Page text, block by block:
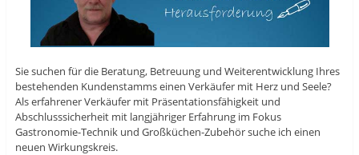
Sie suchen für die Beratung, Betreuung und Weiterentwicklung Ihres
bestehenden Kundenstamms einen Verkäufer mit Herz und Seele?
Als erfahrener Verkäufer mit Präsentationsfähigkeit und
Abschlusssicherheit mit langjähriger Erfahrung im Fokus
Gastronomie-Technik und Großküchen-Zubehör suche ich einen
neuen Wirkungskreis.